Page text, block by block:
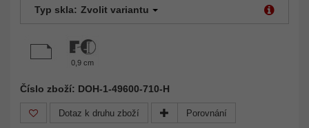
Typ skla: Zvolit variantu
0,9 cm
Číslo zboží: DOH-1-49600-710-H
Dotaz k druhu zboží Porovnání